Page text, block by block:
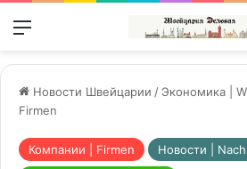
Меню
Новости Швейцарии / Экономика |
Firmen
Компании | Firmen
Новости |